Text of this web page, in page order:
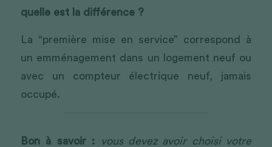
quelle est la différence ?
La “première mise en service” correspond à
un emménagement dans un logement neuf ou
avec un compteur électrique neuf, jamais
occupé.
Bon à savoir :
vous devez avoir choisi votre